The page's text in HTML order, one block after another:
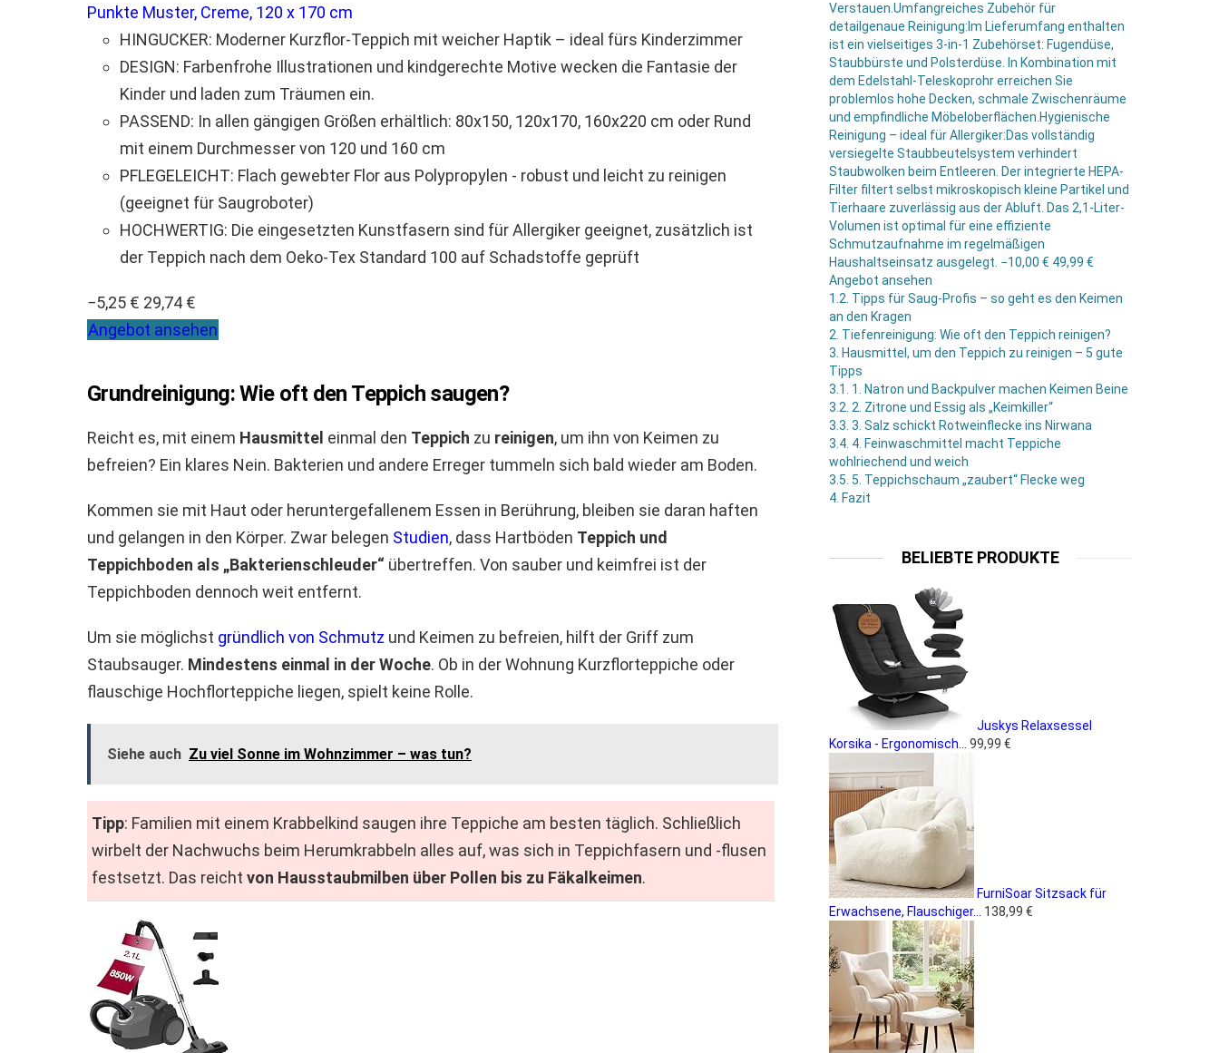
Punkte Muster, Creme, 120 x 170 cm
HINGUCKER: Moderner Kurzflor-Teppich mit weicher Haptik – ideal fürs Kinderzimmer
DESIGN: Farbenfrohe Illustrationen und kindgerechte Motive wecken die Fantasie der
Kinder und laden zum Träumen ein.
PASSEND: In allen gängigen Größen erhältlich: 80x150, 120x170, 160x220 cm oder Rund
mit einem Durchmesser von 120 und 160 cm
PFLEGELEICHT: Flach gewebter Flor aus Polypropylen - robust und leicht zu reinigen
(geeignet für Saugroboter)
HOCHWERTIG: Die eingesetzten Kunstfasern sind für Allergiker geeignet, zusätzlich ist
der Teppich nach dem Oeko-Tex Standard 100 auf Schadstoffe geprüft
−5,25 € 29,74 €
Angebot ansehen
Grundreinigung: Wie oft den Teppich saugen?
Reicht es, mit einem Hausmittel einmal den Teppich zu reinigen, um ihn von Keimen zu
befreien? Ein klares Nein. Bakterien und andere Erreger tummeln sich bald wieder am Boden.
Kommen sie mit Haut oder heruntergefallenem Essen in Berührung, bleiben sie daran haften
und gelangen in den Körper. Zwar belegen Studien, dass Hartböden Teppich und
Teppichboden als „Bakterienschleuder“ übertreffen. Von sauber und keimfrei ist der
Teppichboden dennoch weit entfernt.
Um sie möglichst gründlich von Schmutz und Keimen zu befreien, hilft der Griff zum
Staubsauger. Mindestens einmal in der Woche. Ob in der Wohnung Kurzflorteppiche oder
flauschige Hochflorteppiche liegen, spielt keine Rolle.
Siehe auch Zu viel Sonne im Wohnzimmer – was tun?
Tipp: Familien mit einem Krabbelkind saugen ihre Teppiche am besten täglich. Schließlich
wirbelt der Nachwuchs beim Herumkrabbeln alles auf, was sich in Teppichfasern und -flusen
festsetzt. Das reicht von Hausstaubmilben über Pollen bis zu Fäkalkeimen.
Verstauen.Umfangreiches Zubehör für
detailgenaue Reinigung:Im Lieferumfang enthalten
ist ein vielseitiges 3-in-1 Zubehörset: Fugendüse,
Staubbürste und Polsterdüse. In Kombination mit
dem Edelstahl-Teleskoprohr erreichen Sie
problemlos hohe Decken, schmale Zwischenräume
und empfindliche Möbeloberflächen.Hygienische
Reinigung – ideal für Allergiker:Das vollständig
versiegelte Staubbeutelsystem verhindert
Staubwolken beim Entleeren. Der integrierte HEPA-
Filter filtert selbst mikroskopisch kleine Partikel und
Tierhaare zuverlässig aus der Abluft. Das 2,1-Liter-
Volumen ist optimal für eine effiziente
Schmutzaufnahme im regelmäßigen
Haushaltseinsatz ausgelegt. −10,00 € 49,99 €
Angebot ansehen
1.2. Tipps für Saug-Profis – so geht es den Keimen
an den Kragen
2. Tiefenreinigung: Wie oft den Teppich reinigen?
3. Hausmittel, um den Teppich zu reinigen – 5 gute
Tipps
3.1.
1. Natron und Backpulver machen Keimen Beine
3.2. 2. Zitrone und Essig als „Keimkiller“
3.3. 3. Salz schickt Rotweinflecke ins Nirwana
3.4. 4. Feinwaschmittel macht Teppiche
wohlriechend und weich
3.5. 5. Teppichschaum „zaubert“ Flecke weg
4. Fazit
BELIEBTE PRODUKTE
Juskys Relaxsessel
Korsika - Ergonomisch...
99,99 €
FurniSoar Sitzsack für
Erwachsene, Flauschiger...
138,99 €